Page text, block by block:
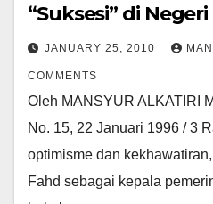
“Suksesi” di
JANUARY 25, 2010
COMMENTS
Oleh MANSYUR ALKATIRI
No. 15, 22 Januari 1996 / 3
optimisme dan
Fahd sebagai kepala